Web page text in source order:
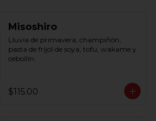
Misoshiro
Lluvia de primavera, champiñón,
pasta de frijol de soya, tofu, wakame y
cebollín.
$115.00